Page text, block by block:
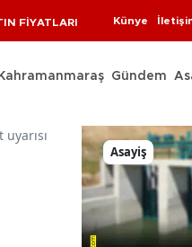
FİYATLARI Künye
Kahramanmaraş Gündem
Asayiş